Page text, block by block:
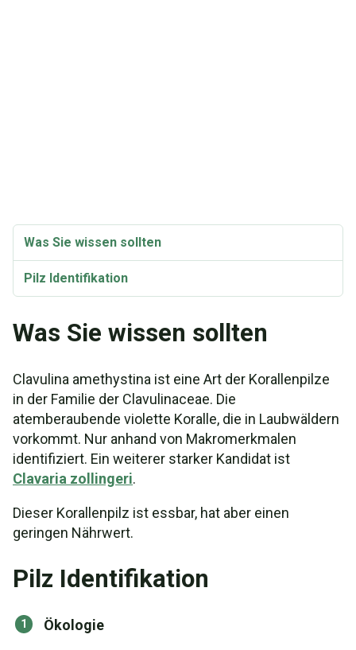
Was Sie wissen sollten
Pilz Identifikation
Was Sie wissen sollten
Clavulina amethystina ist eine Art der Korallenpilze
in der Familie der Clavulinaceae. Die
atemberaubende violette Koralle, die in Laubwäldern
vorkommt. Nur anhand von Makromerkmalen
identifiziert. Ein weiterer starker Kandidat ist
Clavaria zollingeri.
Dieser Korallenpilz ist essbar, hat aber einen
geringen Nährwert.
Pilz Identifikation
Ökologie